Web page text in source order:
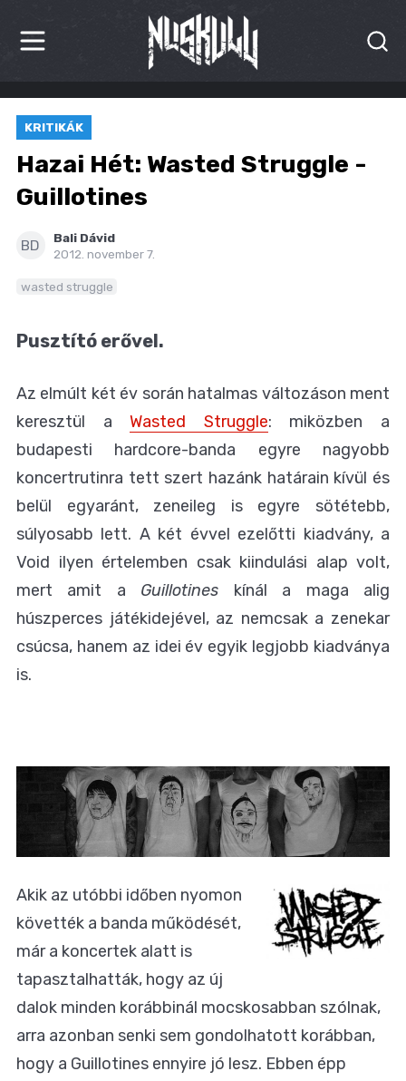
HÍREK
KRITIKÁK
BESZÁMOLÓK
MÁSVILÁG
BLOG
KRITIKÁK
Hazai Hét: Wasted Struggle -
Guillotines
BD
Bali Dávid
2012. november 7.
wasted struggle
Pusztító erővel.
Az elmúlt két év során hatalmas változáson ment
keresztül aWasted Struggle: miközben a
budapesti hardcore-banda egyre nagyobb
koncertrutinra tett szert hazánk határain kívül és
belül egyaránt, zeneileg is egyre sötétebb,
súlyosabb lett. A két évvel ezelőtti kiadvány, a
Void ilyen értelemben csak kiindulási alap volt,
mert amit a Guillotines kínál a maga alig
húszperces játékidejével, az nemcsak a zenekar
csúcsa, hanem az idei év egyik legjobb kiadványa
is.
Akik az utóbbi időben nyomon
követték a banda működését,
már a koncertek alatt is
tapasztalhatták, hogy az új
dalok minden korábbinál mocskosabban szólnak,
arra azonban senki sem gondolhatott korábban,
hogy a Guillotines ennyire jó lesz. Ebben épp